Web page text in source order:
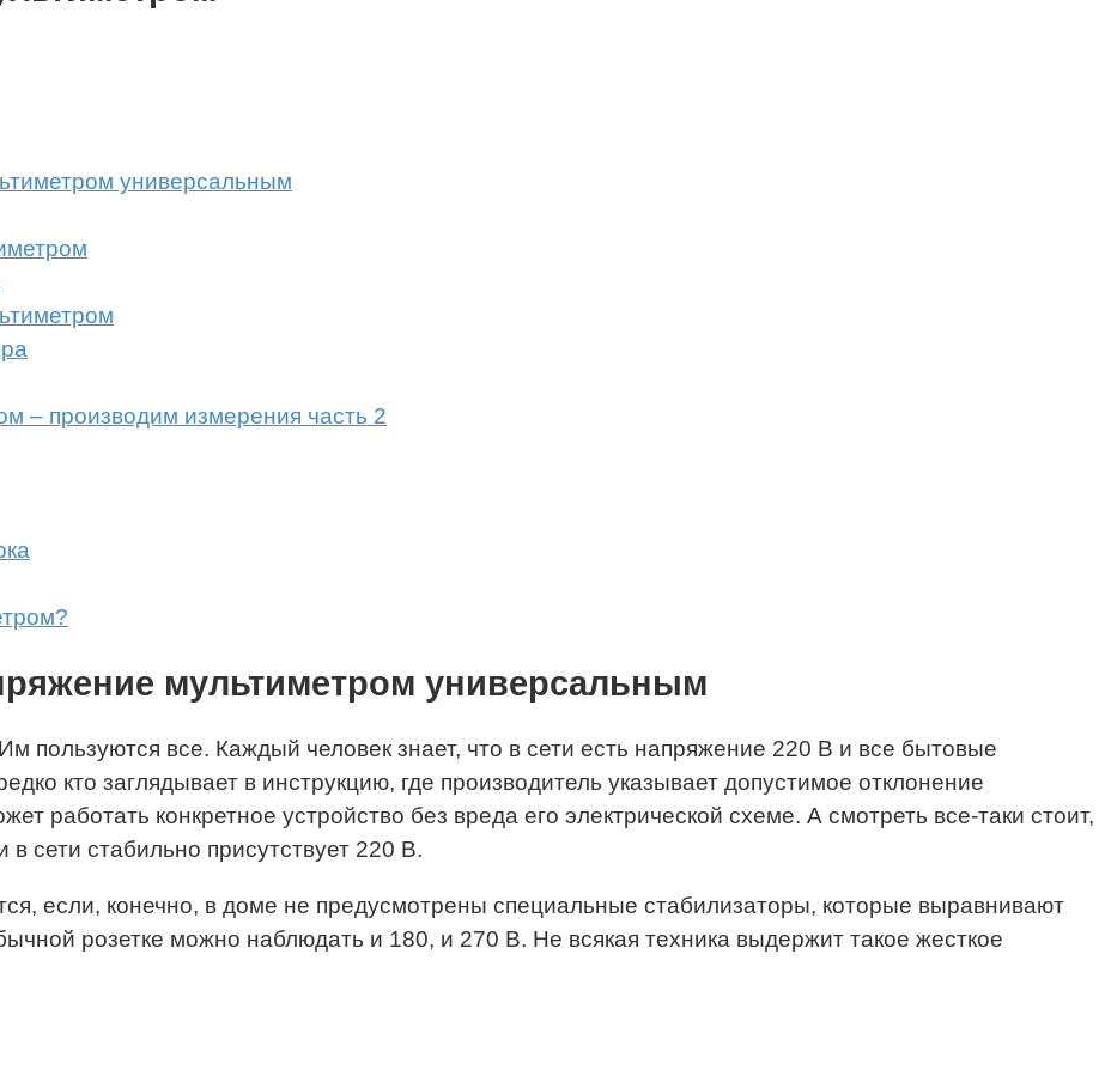
универсальным
– производим измерения часть 2
мультиметром универсальным
пользуются все. Каждый человек знает, что в сети есть напряжение 220 В и все бытовые
кто заглядывает в инструкцию, где производитель указывает допустимое отклонение
работать конкретное устройство без вреда его электрической схеме. А смотреть все-таки стоит,
сети стабильно присутствует 220 В.
если, конечно, в доме не предусмотрены специальные стабилизаторы, которые выравнивают
розетке можно наблюдать и 180, и 270 В. Не всякая техника выдержит такое жесткое